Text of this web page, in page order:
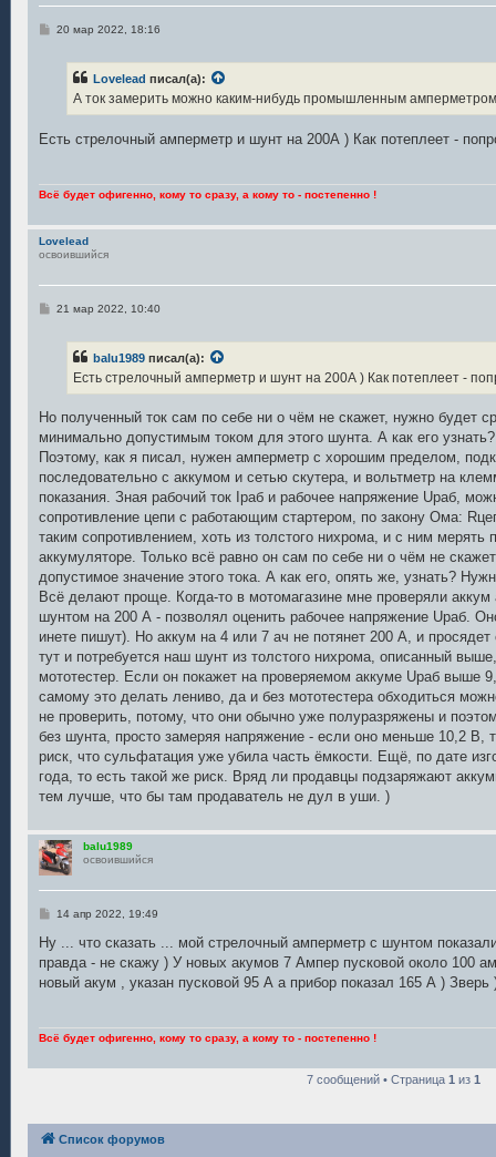
С
е
20 мар 2022, 18:16
Lovelead писал(а):
А ток замерить можно каким-нибудь промышленным
Есть стрелочный амперметр и шунт на 200А ) Как потеплеет -
Всё будет офигенно, кому то сразу, а кому то - постепенно !
Lovelead
освоившийся
С
е
21 мар 2022, 10:40
balu1989 писал(а):
Есть стрелочный амперметр и шунт на 200А ) Как потеплеет -
Но полученный ток сам по себе ни о чём не скажет, нужно будет
минимально допустимым током для этого шунта. А как его
Поэтому, как я писал, нужен амперметр с хорошим пределом,
последовательно с аккумом и сетью скутера, и вольтметр на
показания. Зная рабочий ток Iраб и рабочее напряжение Uраб,
сопротивление цепи с работающим стартером, по закону Ома:
таким сопротивлением, хоть из толстого нихрома, и с ним мерять
аккумуляторе. Только всё равно он сам по себе ни о чём не
допустимое значение этого тока. А как его, опять же, узнать?
Всё делают проще. Когда-то в мотомагазине мне проверяли
шунтом на 200 А - позволял оценить рабочее напряжение Uраб.
инете пишут). Но аккум на 4 или 7 ач не потянет 200 А, и
тут и потребуется наш шунт из толстого нихрома, описанный
мототестер. Если он покажет на проверяемом аккуме Uраб выше
самому это делать лениво, да и без мототестера обходиться
не проверить, потому, что они обычно уже полуразряжены и
без шунта, просто замеряя напряжение - если оно меньше 10,2 В,
риск, что сульфатация уже убила часть ёмкости. Ещё, по дате
года, то есть такой же риск. Вряд ли продавцы подзаряжают
тем лучше, что бы там продаватель не дул в уши. )
balu1989
освоившийся
С
о
б
щ
е
14 апр 2022, 19:49
Ну ... что сказать ... мой стрелочный амперметр с шунтом
правда - не скажу ) У новых акумов 7 Ампер пусковой около 100
новый акум , указан пусковой 95 А а прибор показал 165 А ) Зверь
Всё будет офигенно, кому то сразу, а кому то - постепенно !
7 сообщений • Страница 1из 1
Список форумов